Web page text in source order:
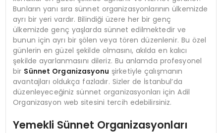
Bunların yanı sıra sünnet organizasyonlarının ülkemizde
ayrı bir yeri vardır. Bilindiği üzere her bir genç
ülkemizde genç yaşlarda sünnet edilmektedir ve
bunun için ayrı bir şölen veya tören düzenlenir. Bu özel
günlerin en güzel şekilde olmasını, akılda en kalıcı
şekilde ayarlanmasını dileriz. Bu anlamda profesyonel
bir Sünnet Organizasyonu şirketiyle çalışmanın
avantajları oldukça fazladır. Sizler de İstanbul’da
düzenleyeceğiniz sünnet organizasyonları için Adil
Organizasyon web sitesini tercih edebilirsiniz.
Yemekli Sünnet Organizasyonları